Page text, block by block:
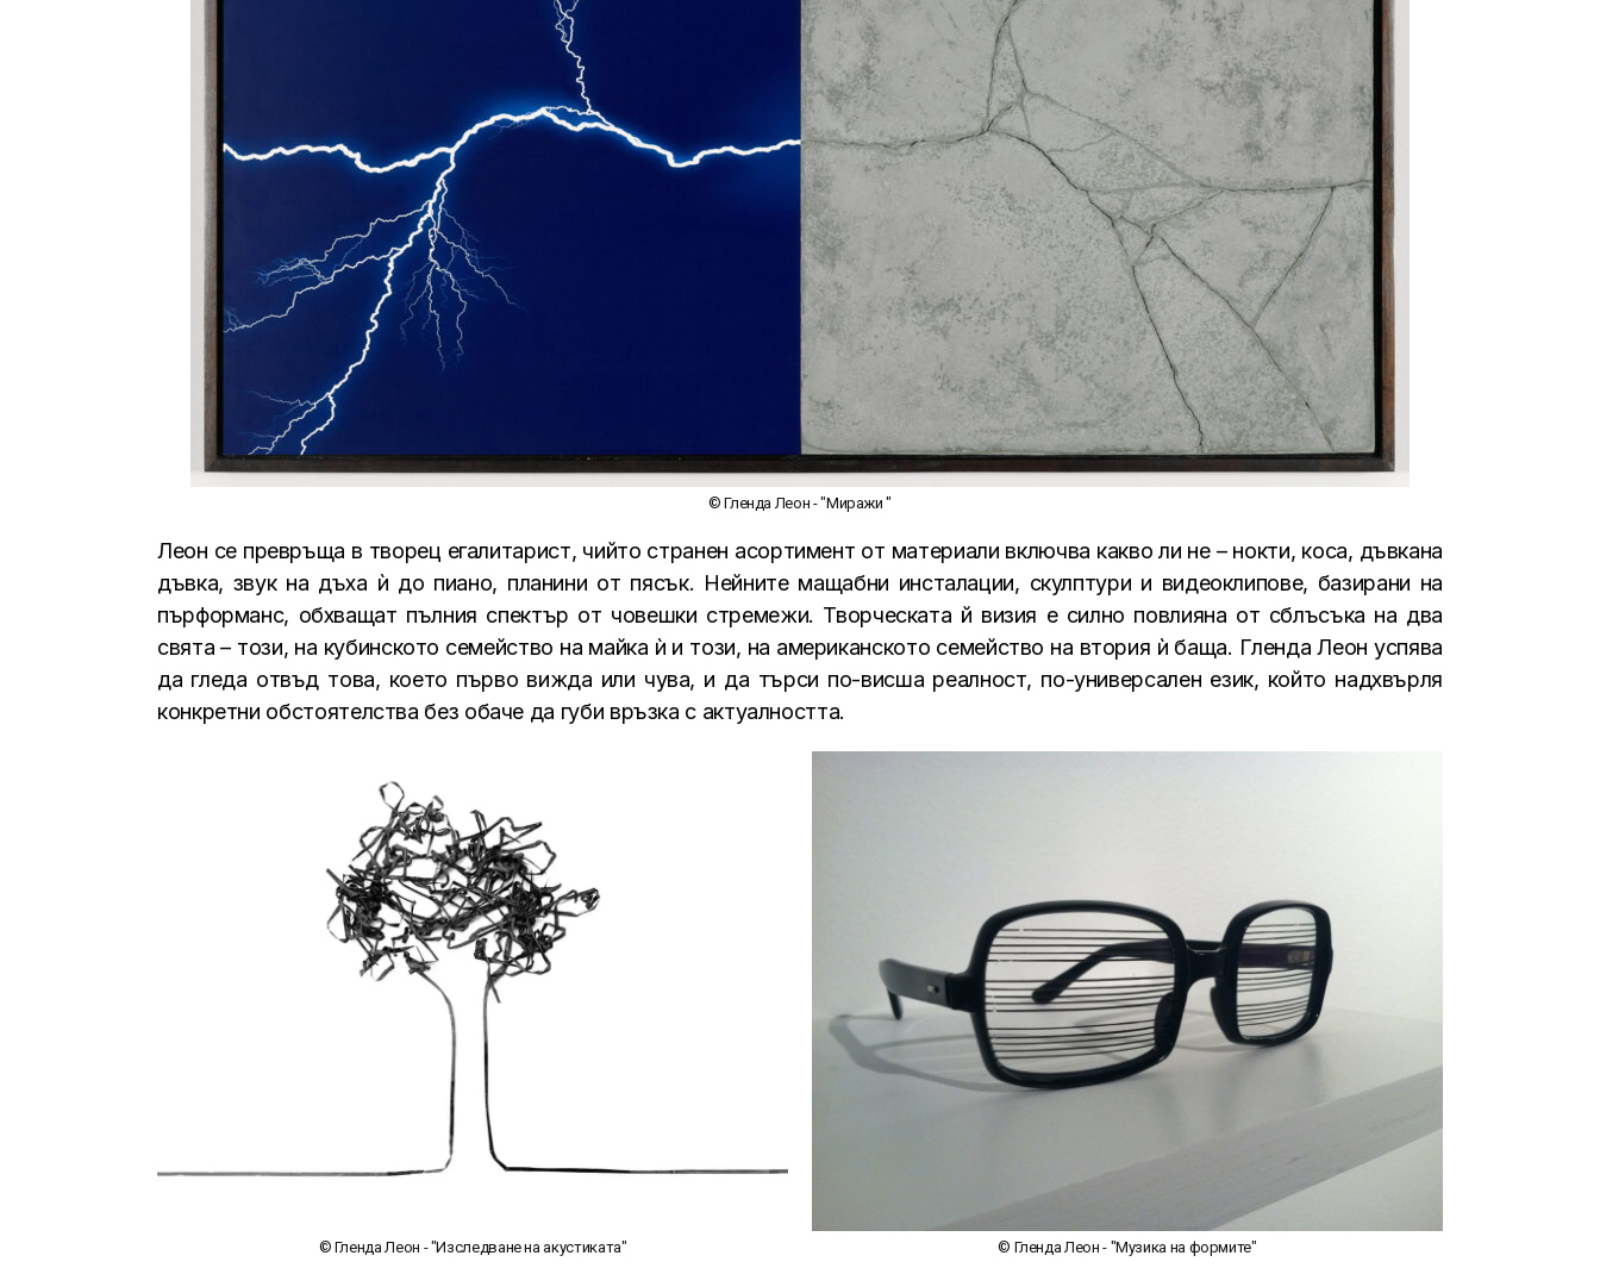
© Гленда Леон - "Миражи "
Леон се превръща в творец егалитарист, чийто странен асортимент от материали включва какво ли не – нокти, коса, дъвкана
дъвка, звук на дъха ѝ до пиано, планини от пясък. Нейните мащабни инсталации, скулптури и видеоклипове, базирани на
пърформанс, обхващат пълния спектър от човешки стремежи. Творческата й визия е силно повлияна от сблъсъка на два
свята – този, на кубинското семейство на майка ѝ и този, на американското семейство на втория ѝ баща. Гленда Леон успява
да гледа отвъд това, което първо вижда или чува, и да търси по-висша реалност, по-универсален език, който надхвърля
конкретни обстоятелства без обаче да губи връзка с актуалността.
© Гленда Леон - "Изследване на акустиката" © Гленда Леон - "Музика на формите"